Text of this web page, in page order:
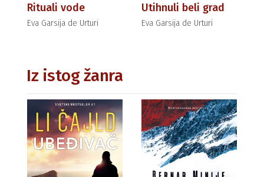
Rituali vode
Eva Garsija de Urturi
Utihnuli beli grad
Eva Garsija de Urturi
Iz istog žanra